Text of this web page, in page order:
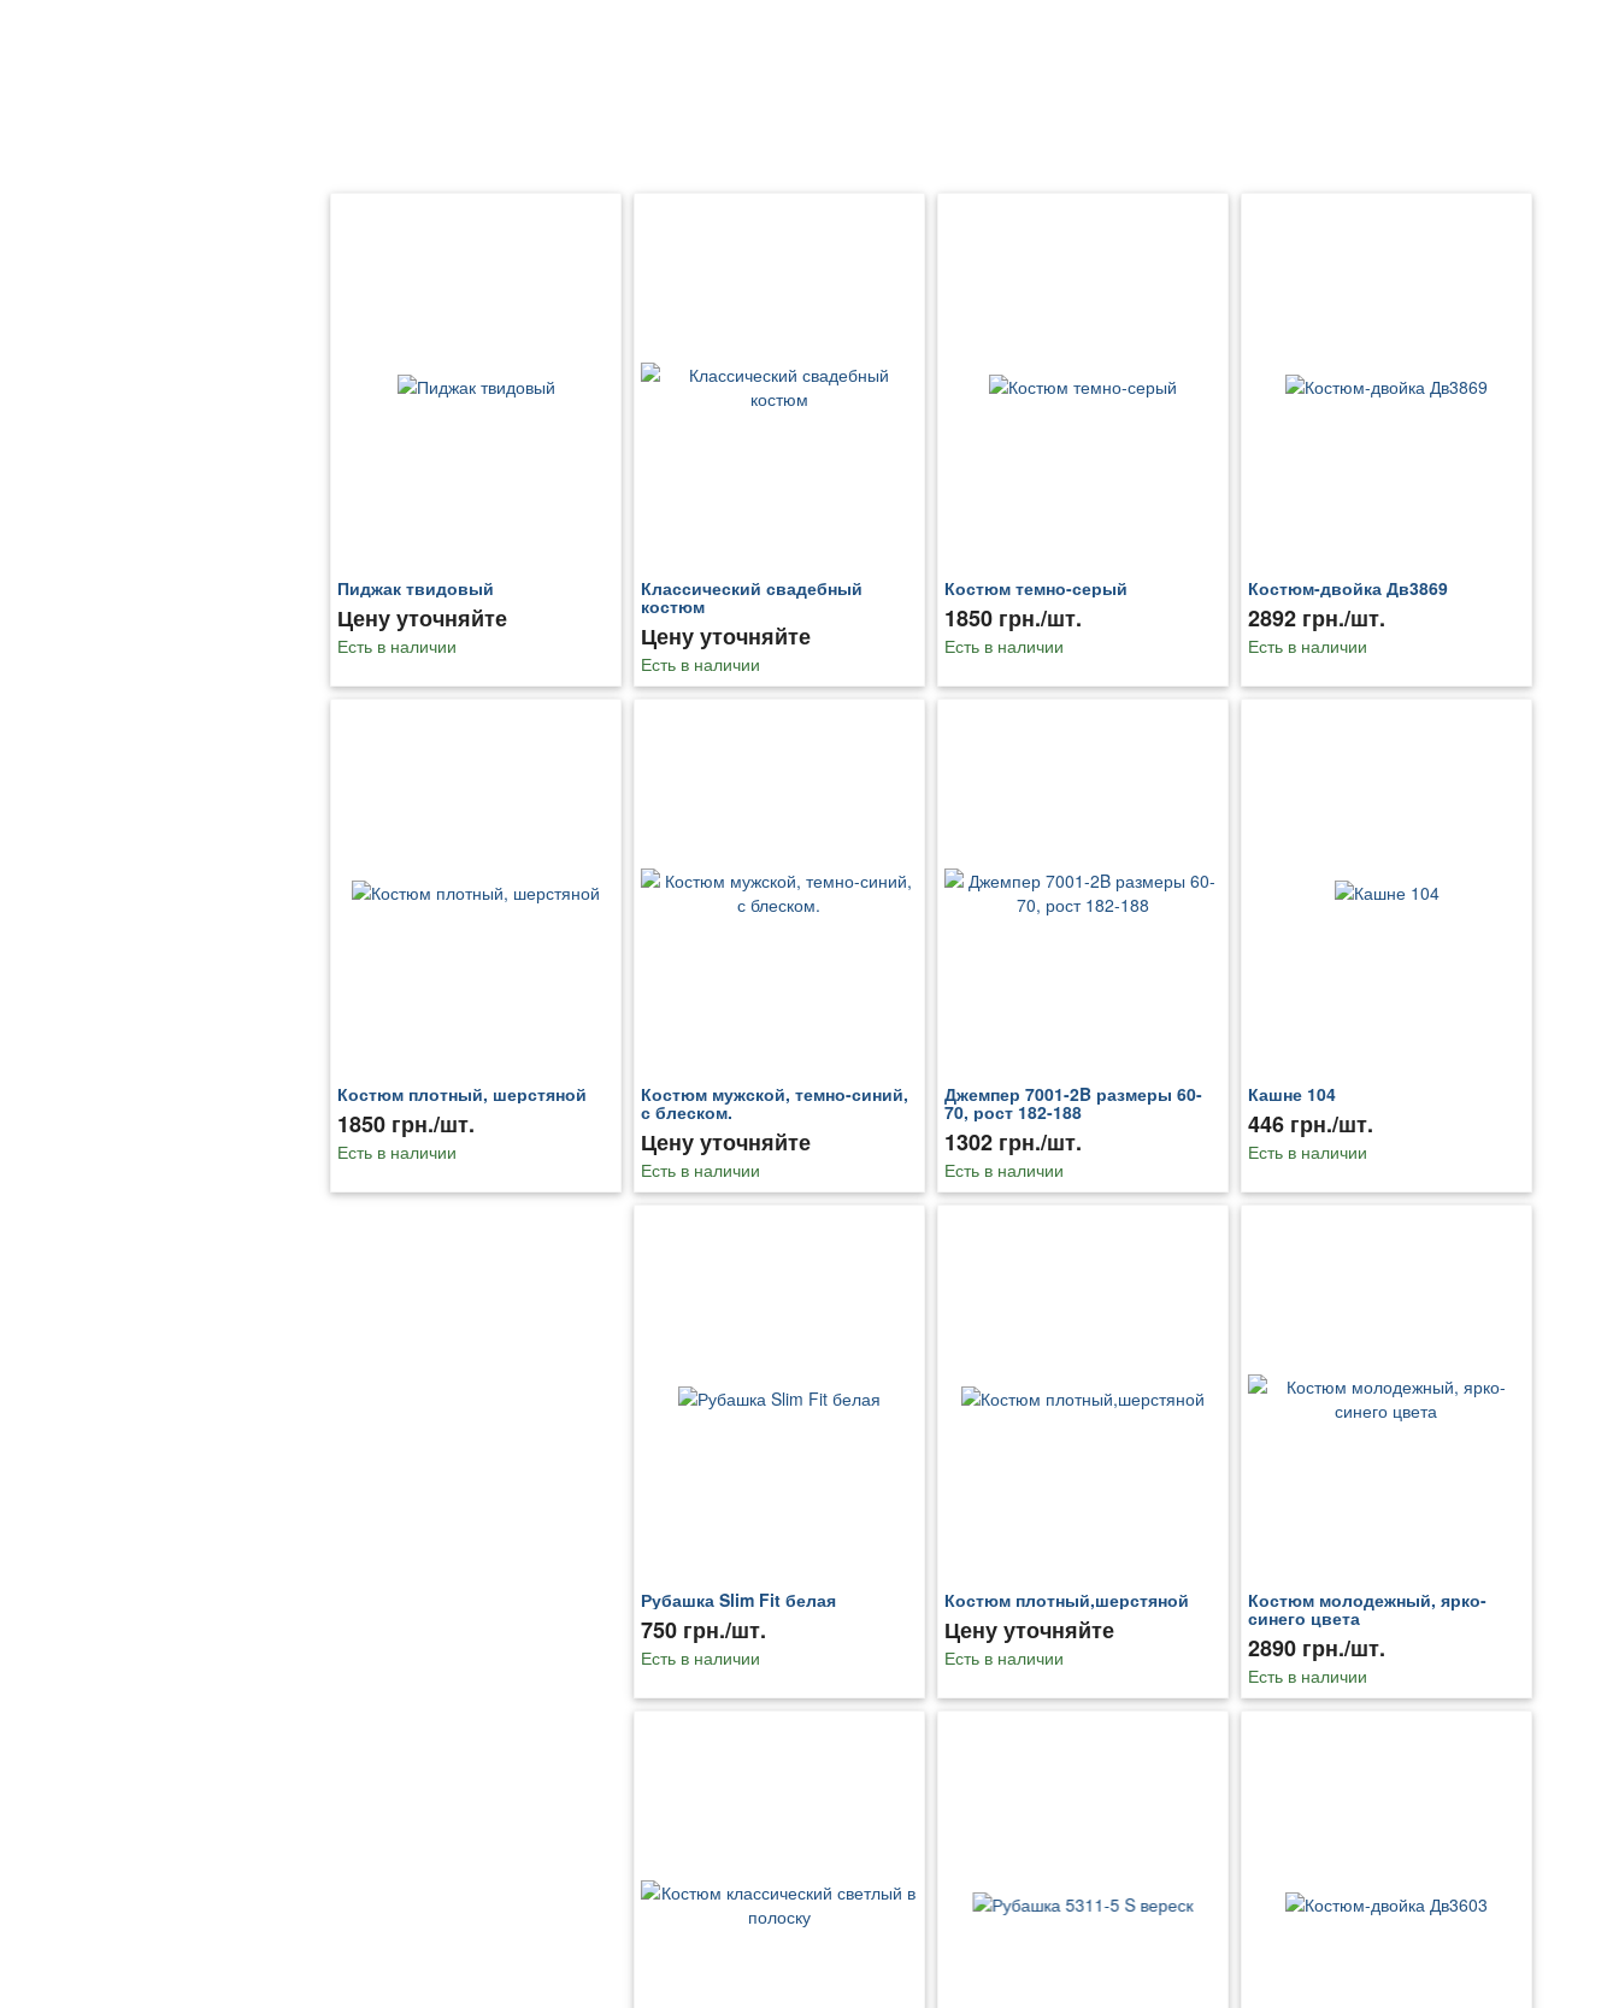
Пиджак твидовый
Цену уточняйте
Есть в наличии
Классический свадебный
костюм
Цену уточняйте
Есть в наличии
Костюм темно-серый
1850 грн./шт.
Есть в наличии
Костюм-двойка Дв3869
2892 грн./шт.
Есть в наличии
Костюм плотный, шерстяной
1850 грн./шт.
Есть в наличии
Костюм мужской, темно-синий,
с блеском.
Цену уточняйте
Есть в наличии
Джемпер 7001-2B размеры 60-
70, рост 182-188
1302 грн./шт.
Есть в наличии
Кашне 104
446 грн./шт.
Есть в наличии
Рубашка Slim Fit белая
750 грн./шт.
Есть в наличии
Костюм плотный,шерстяной
Цену уточняйте
Есть в наличии
Костюм молодежный, ярко-
синего цвета
2890 грн./шт.
Есть в наличии